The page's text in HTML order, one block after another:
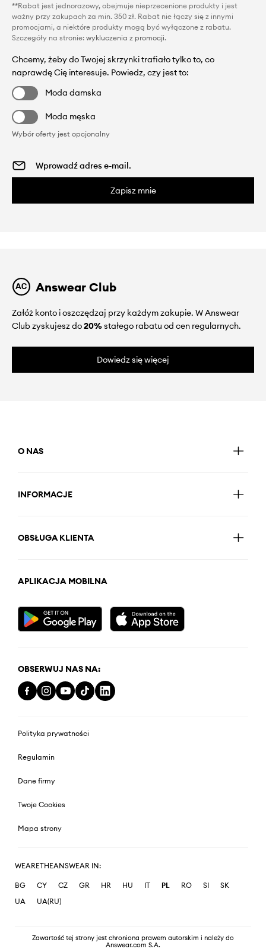
**Rabat jest jednorazowy, obejmuje nieprzecenione produkty i jest
ważny przy zakupach za min. 350 zł. Rabat nie łączy się z innymi
promocjami, a niektóre produkty mogą być wyłączone z rabatu.
Szczegóły na stronie: wykluczenia z promocji.
Chcemy, żeby do Twojej skrzynki trafiało tylko to, co
naprawdę Cię interesuje. Powiedz, czy jest to:
Moda damska
Moda męska
Wybór oferty jest opcjonalny
Zapisz mnie
Answear Club
Załóż konto i oszczędzaj przy każdym zakupie. W Answear
Club zyskujesz do20%stałego rabatu od cen regularnych.
Dowiedz się więcej
O NAS
INFORMACJE
OBSŁUGA KLIENTA
APLIKACJA MOBILNA
OBSERWUJ NAS NA:
Polityka prywatności
Regulamin
Dane firmy
Twoje Cookies
Mapa strony
WEARETHEANSWEAR IN:
BG CY CZ GR HR HU IT PL RO SI
SK
UA
UA(RU)
Zawartość tej strony jest chroniona prawem autorskim i należy do
Answear.com S.A.